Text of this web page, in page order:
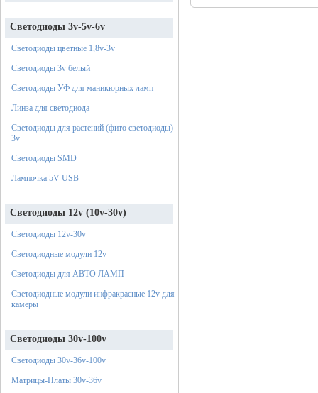
Светодиоды 3v-5v-6v
Светодиоды цветные 1,8v-3v
Светодиоды 3v белый
Светодиоды УФ для маникюрных ламп
Линза для светодиода
Светодиоды для растений (фито светодиоды)
3v
Светодиоды SMD
Лампочка 5V USB
Светодиоды 12v (10v-30v)
Светодиоды 12v-30v
Светодиодные модули 12v
Светодиоды для АВТО ЛАМП
Светодиодные модули инфракрасные 12v для
камеры
Светодиоды 30v-100v
Светодиоды 30v-36v-100v
Матрицы-Платы 30v-36v